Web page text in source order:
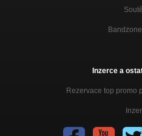
Inzerce a
Rezervace top promo